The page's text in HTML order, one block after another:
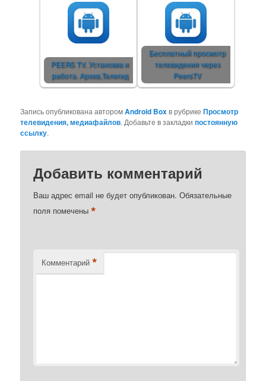
PEERS TV. Установка и
работа. Архив,Телегид
Бесплатный просмотр
телевидения через
PeersTV
Запись опубликована авторомAndroid Boxв рубрикеПросмотр
телевидения, медиафайлов. Добавьте в закладкипостоянную
ссылку.
Добавить комментарий
Ваш адрес email не будет опубликован. Обязательные
поля помечены*
Комментарий *